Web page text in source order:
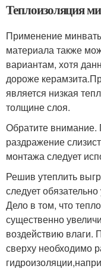
Теплоизоляция
Применение
материала также
вариантам, хотя
дороже
является низкая
толщине слоя.
Обратите
раздражение
монтажа следует
Решив утеплить
следует
Дело в том, что
существенно
воздействию влаги.
сверху необходимо